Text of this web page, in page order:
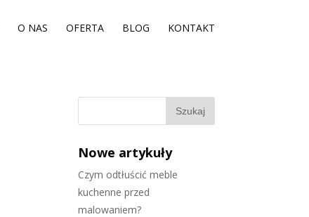
O NAS OFERTA BLOG KONTAKT
Nowe artykuły
Czym odtłuścić meble
kuchenne przed
malowaniem?